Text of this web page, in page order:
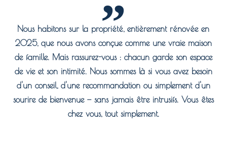
Nous habitons sur la propriété, entièrement rénovée en
2025, que nous avons conçue comme une vraie maison
de famille. Mais rassurez-vous : chacun garde son espace
de vie et son intimité. Nous sommes là si vous avez besoin
d'un conseil, d'une recommandation ou simplement d'un
sourire de bienvenue — sans jamais être intrusifs. Vous êtes
chez vous, tout simplement.